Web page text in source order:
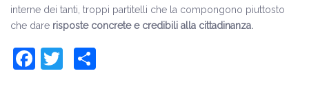
interne dei tanti, troppi partitelli che la compongono piuttosto
che dare risposte concrete e credibili alla cittadinanza.
Facebook
Twitter